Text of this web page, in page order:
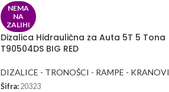
NEMA
NA
ZALIHI
Dizalica Hidraulična za Auta 5T 5 Tona
T90504DS BIG RED
DIZALICE - TRONOŠCI - RAMPE - KRANOVI
Šifra: 20323